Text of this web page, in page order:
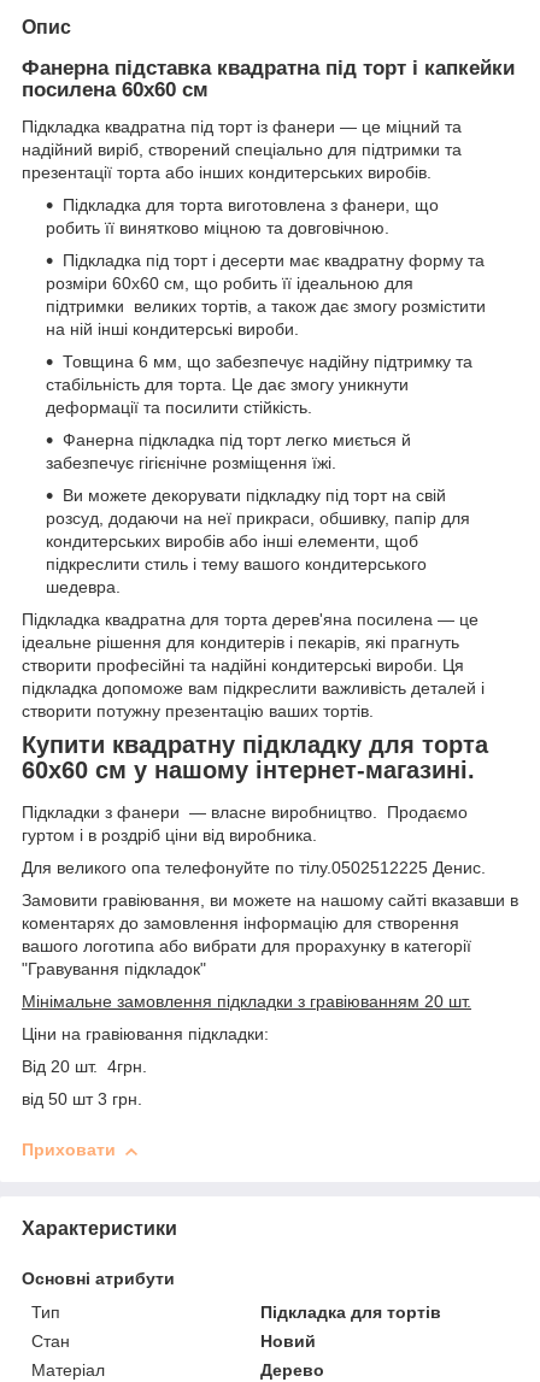
Опис
Фанерна підставка квадратна під торт і капкейки
посилена 60х60 см
Підкладка квадратна під торт із фанери — це міцний та
надійний виріб, створений спеціально для підтримки та
презентації торта або інших кондитерських виробів.
Підкладка для торта виготовлена з фанери, що
робить її винятково міцною та довговічною.
Підкладка під торт і десерти має квадратну форму та
розміри 60х60 см, що робить її ідеальною для
підтримки великих тортів, а також дає змогу розмістити
на ній інші кондитерські вироби.
Товщина 6 мм, що забезпечує надійну підтримку та
стабільність для торта. Це дає змогу уникнути
деформації та посилити стійкість.
Фанерна підкладка під торт легко миється й
забезпечує гігієнічне розміщення їжі.
Ви можете декорувати підкладку під торт на свій
розсуд, додаючи на неї прикраси, обшивку, папір для
кондитерських виробів або інші елементи, щоб
підкреслити стиль і тему вашого кондитерського
шедевра.
Підкладка квадратна для торта дерев'яна посилена — це
ідеальне рішення для кондитерів і пекарів, які прагнуть
створити професійні та надійні кондитерські вироби. Ця
підкладка допоможе вам підкреслити важливість деталей і
створити потужну презентацію ваших тортів.
Купити квадратну підкладку для торта
60х60 см у нашому інтернет-магазині.
Підкладки з фанери — власне виробництво. Продаємо
гуртом і в роздріб ціни від виробника.
Для великого опа телефонуйте по тілу.0502512225 Денис.
Замовити гравіювання, ви можете на нашому сайті вказавши в
коментарях до замовлення інформацію для створення
вашого логотипа або вибрати для прорахунку в категорії
"Гравування підкладок"
Мінімальне замовлення підкладки з гравіюванням 20 шт.
Ціни на гравіювання підкладки:
Від 20 шт. 4грн.
від 50 шт 3 грн.
Приховати
Характеристики
Основні атрибути
Тип
Підкладка для тортів
Стан
Новий
Матеріал
Дерево